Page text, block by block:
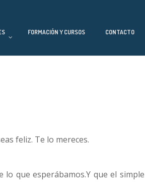
FORMACIÓN Y CURSOS CONTACTO
feliz. Te lo mereces.
que esperábamos.Y que el simple